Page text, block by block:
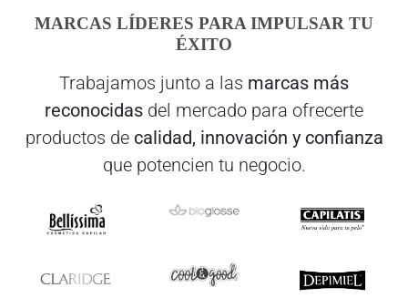
MARCAS LÍDERES PARA IMPULSAR TU
ÉXITO
Trabajamos junto a las marcas más
reconocidas del mercado para ofrecerte
productos de calidad, innovación y confianza
que potencien tu negocio.